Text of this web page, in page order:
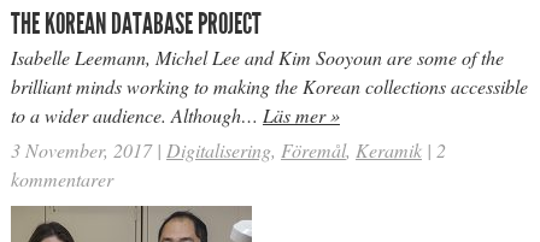
THE KOREAN DATABASE PROJECT
Isabelle Leemann, Michel Lee and Kim Sooyoun are some of the
brilliant minds working to making the Korean collections accessible
to a wider audience. Although… Läs mer »
3 November, 2017 | Digitalisering, Föremål, Keramik | 2
kommentarer